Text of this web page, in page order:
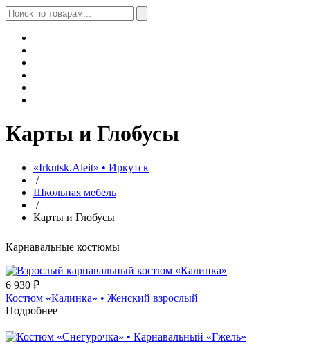
Карты и Глобусы
«Irkutsk.Aleit» • Иркутск
/
Школьная мебель
/
Карты и Глобусы
Карнавальные костюмы
6 930 ₽
Костюм «Калинка» • Женский взрослый
Подробнее